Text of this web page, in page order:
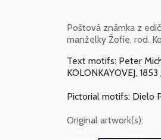
Poštová známka z
manželky Žofie, rod.
Text motifs: Peter
KOLONKAYOVEJ,
Pictorial motifs: Dielo
Original artwork(s):